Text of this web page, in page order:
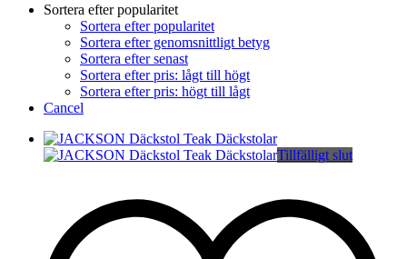
Sortera efter popularitet
Sortera efter popularitet
Sortera efter genomsnittligt betyg
Sortera efter senast
Sortera efter pris: lågt till högt
Sortera efter pris: högt till lågt
Cancel
Tillfälligt slut